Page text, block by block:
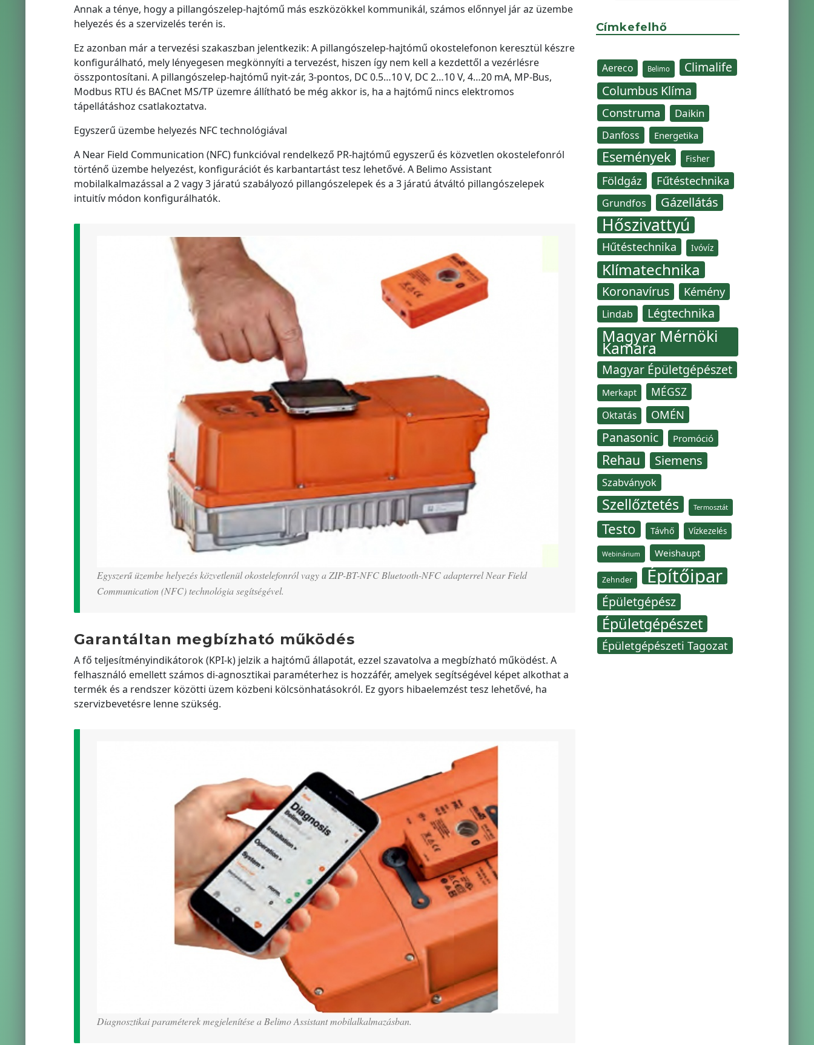
Annak a ténye, hogy a pillangószelep-hajtómű más eszközökkel kommunikál, számos előnnyel jár az üzembe
helyezés és a szervizelés terén is.
Ez azonban már a tervezési szakaszban jelentkezik: A pillangószelep-hajtómű okostelefonon keresztül készre
konfigurálható, mely lényegesen megkönnyíti a tervezést, hiszen így nem kell a kezdettől a vezérlésre
összpontosítani. A pillangószelep-hajtómű nyit-zár, 3-pontos, DC 0.5…10 V, DC 2…10 V, 4…20 mA, MP-Bus,
Modbus RTU és BACnet MS/TP üzemre állítható be még akkor is, ha a hajtómű nincs elektromos
tápellátáshoz csatlakoztatva.
Egyszerű üzembe helyezés NFC technológiával
A Near Field Communication (NFC) funkcióval rendelkező PR-hajtómű egyszerű és közvetlen okostelefonról
történő üzembe helyezést, konfigurációt és karbantartást tesz lehetővé. A Belimo Assistant
mobilalkalmazással a 2 vagy 3 járatú szabályozó pillangószelepek és a 3 járatú átváltó pillangószelepek
intuitív módon konfigurálhatók.
Egyszerű üzembe helyezés közvetlenül okostelefonról vagy a ZIP-BT-NFC Bluetooth-NFC adapterrel Near Field
Communication (NFC) technológia segítségével.
Garantáltan megbízható működés
A fő teljesítményindikátorok (KPI-k) jelzik a hajtómű állapotát, ezzel szavatolva a megbízható működést. A
felhasználó emellett számos di-agnosztikai paraméterhez is hozzáfér, amelyek segítségével képet alkothat a
termék és a rendszer közötti üzem közbeni kölcsönhatásokról. Ez gyors hibaelemzést tesz lehetővé, ha
szervizbevetésre lenne szükség.
Diagnosztikai paraméterek megjelenítése a Belimo Assistant mobilalkalmazásban.
Címkefelhő
Aereco Belimo
Climalife
Columbus Klíma
Construma Daikin
Danfoss Energetika
Események Fisher
Földgáz Fűtéstechnika
Grundfos Gázellátás
Hőszivattyú
Hűtéstechnika Ivóvíz
Klímatechnika
Koronavírus Kémény
Lindab Légtechnika
Magyar Mérnöki
Kamara
Magyar Épületgépészet
Merkapt MÉGSZ
Oktatás OMÉN
Panasonic Promóció
Rehau Siemens
Szabványok
Szellőztetés Termosztát
Testo Távhő Vízkezelés
Webinárium Weishaupt
Zehnder Építőipar
Épületgépész
Épületgépészet
Épületgépészeti Tagozat